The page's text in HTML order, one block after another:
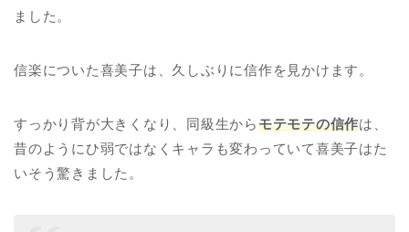
ました。
信楽についた喜美子は、久しぶりに信作を見かけます。
すっかり背が大きくなり、同級生からモテモテの信作は、
昔のようにひ弱ではなくキャラも変わっていて喜美子はた
いそう驚きました。